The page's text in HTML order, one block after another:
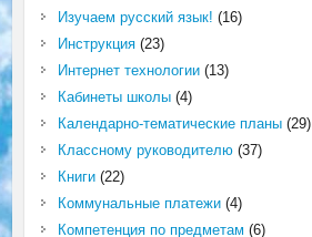
Изучаем русский язык! (16)
Инструкция(23)
Интернет технологии(13)
Кабинеты школы(4)
Календарно-тематические планы(29)
Классному руководителю(37)
Книги(22)
Коммунальные платежи(4)
Компетенция по предметам (6)